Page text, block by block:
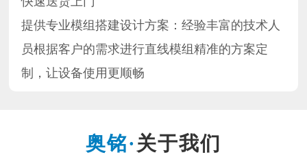
提供专业模组搭建设计方案：经验丰富的技术人
员根据客户的需求进行直线模组精准的方案定
制，让设备使用更顺畅
关于我们